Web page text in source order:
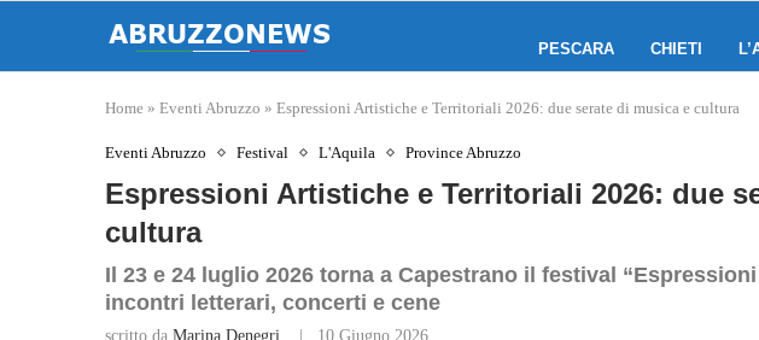
PESCARA CHIETI
Home » Eventi Abruzzo » Espressioni Artistiche e Territoriali 2026: due serate di musica e cultura
Eventi Abruzzo Festival L'Aquila Province Abruzzo
Espressioni Artistiche e Territoriali 2026: due
cultura
Il 23 e 24 luglio 2026 torna a Capestrano il festival
incontri letterari, concerti e cene
scritto da Marina Denegri 10 Giugno 2026